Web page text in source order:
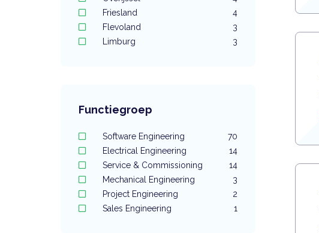
Friesland
4
Flevoland
3
Limburg
3
Functiegroep
Software Engineering
70
Electrical Engineering
14
Service & Commissioning
14
Mechanical Engineering
3
Project Engineering
2
Sales Engineering
1